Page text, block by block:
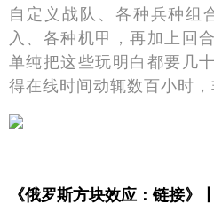
自定义战队、各种兵种组
入、各种机甲，再加上回
单纯把这些玩明白都要几
得在线时间动辄数百小时
《俄罗斯方块效应：链接》丨